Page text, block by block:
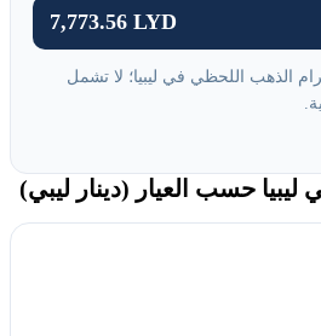
7,773.56 LYD
الذهب اللحظي في ليبيا؛ لا تشمل
حسب العيار (دينار ليبي)